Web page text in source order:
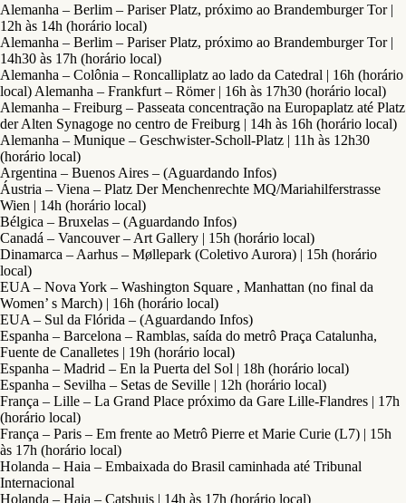
Alemanha – Berlim – Pariser Platz, próximo ao Brandemburger Tor |
12h às 14h (horário local)
Alemanha – Berlim – Pariser Platz, próximo ao Brandemburger Tor |
14h30 às 17h (horário local)
Alemanha – Colônia – Roncalliplatz ao lado da Catedral | 16h (horário
local) Alemanha – Frankfurt – Römer | 16h às 17h30 (horário local)
Alemanha – Freiburg – Passeata concentração na Europaplatz até Platz
der Alten Synagoge no centro de Freiburg | 14h às 16h (horário local)
Alemanha – Munique – Geschwister-Scholl-Platz | 11h às 12h30
(horário local)
Argentina – Buenos Aires – (Aguardando Infos)
Áustria – Viena – Platz Der Menchenrechte MQ/Mariahilferstrasse
Wien | 14h (horário local)
Bélgica – Bruxelas – (Aguardando Infos)
Canadá – Vancouver – Art Gallery | 15h (horário local)
Dinamarca – Aarhus – Møllepark (Coletivo Aurora) | 15h (horário
local)
EUA – Nova York – Washington Square , Manhattan (no final da
Women’ s March) | 16h (horário local)
EUA – Sul da Flórida – (Aguardando Infos)
Espanha – Barcelona – Ramblas, saída do metrô Praça Catalunha,
Fuente de Canalletes | 19h (horário local)
Espanha – Madrid – En la Puerta del Sol | 18h (horário local)
Espanha – Sevilha – Setas de Seville | 12h (horário local)
França – Lille – La Grand Place próximo da Gare Lille-Flandres | 17h
(horário local)
França – Paris – Em frente ao Metrô Pierre et Marie Curie (L7) | 15h
às 17h (horário local)
Holanda – Haia – Embaixada do Brasil caminhada até Tribunal
Internacional
Holanda – Haia – Catshuis | 14h às 17h (horário local)